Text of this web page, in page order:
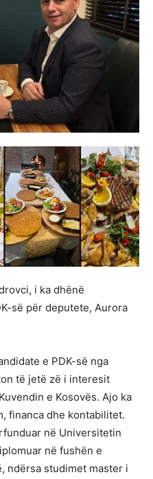
i ka dhënë
së për deputete, Aurora
e PDK-së nga
të jetë zë i interesit
e Kosovës. Ajo ka
financa dhe kontabilitet.
në Universitetin
në fushën e
ndërsa studimet master i